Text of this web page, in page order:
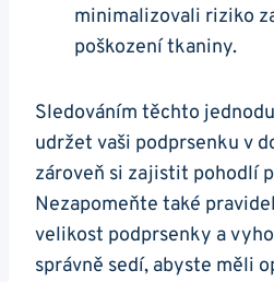
minimalizovali riziko
poškození tkaniny.
Sledováním těchto
udržet vaši podprsenku v
zároveň si zajistit pohodlí
Nezapomeňte také
velikost podprsenky a
správně sedí, abyste měli